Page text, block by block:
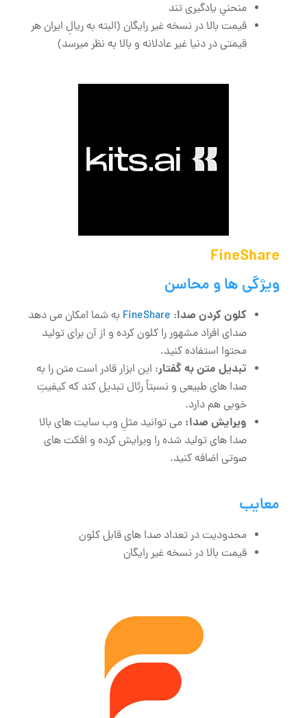
منحنیِ یادگیری تند
قیمت بالا در نسخه غیر رایگان (البته به ریالِ ایران هر
قیمتی در دنیا غیر عادلانه و بالا به نظر میرسد)
FineShare
ویژگی‌ ها و محاسن
کلون کردن صدا:
FineShareبه شما امکان می ‌دهد
صدای افراد مشهور را کلون کرده و از آن برای تولید
محتوا استفاده کنید.
تبدیل متن به گفتار: این ابزار قادر است متن را به
صدا های طبیعی و نسبتاً رئال تبدیل کند که کیفیتِ
خوبی هم دارد.
ویرایش صدا:می ‌توانید مثلِ وب سایت های بالا
صدا های تولید شده را ویرایش کرده و افکت‌ های
صوتی اضافه کنید.
معایب
محدودیت در تعداد صدا های قابل کلون
قیمت بالا در نسخه غیر رایگان